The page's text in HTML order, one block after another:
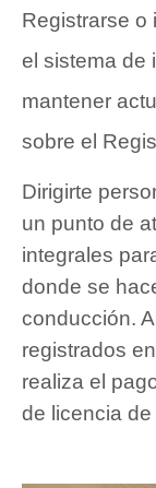
Registrarse o
el sistema de
mantener
sobre el
Dirigirte
un punto de
integrales
donde se
conducción.
registrados
realiza el
de licencia